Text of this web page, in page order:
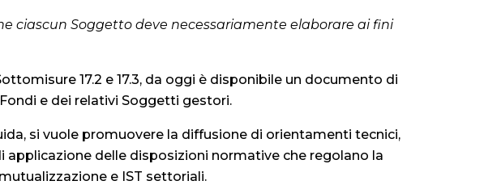
ciascun Soggetto deve necessariamente elaborare ai fini
17.2 e 17.3, da oggi è disponibile un documento di
e dei relativi Soggetti gestori.
si vuole promuovere la diffusione di orientamenti tecnici,
delle disposizioni normative che regolano la
e IST settoriali.